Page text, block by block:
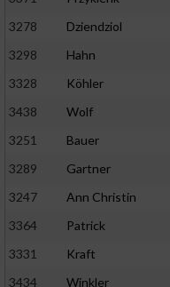
3278
Dziendziol
3298
Hahn
3328
Köhler
3438
Wolf
3251
Bauer
3289
Gartner
3247
Ann Christin
3364
Patrick
3331
Kraft
3434
Winkler